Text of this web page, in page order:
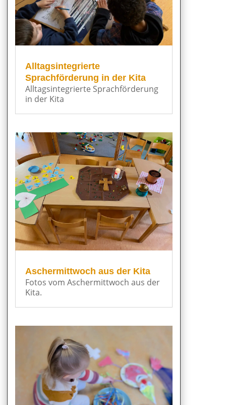
Alltagsintegrierte
Sprachförderung in der Kita
Alltagsintegrierte Sprachförderung
in der Kita
Aschermittwoch aus der Kita
Fotos vom Aschermittwoch aus der
Kita.